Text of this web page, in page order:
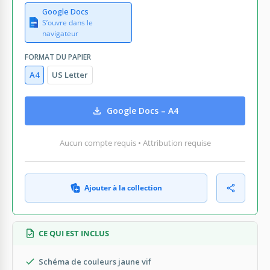
Google Docs
S’ouvre dans le
navigateur
FORMAT DU PAPIER
A4 US Letter
Google Docs – A4
Aucun compte requis • Attribution requise
Ajouter à la collection
CE QUI EST INCLUS
Schéma de couleurs jaune vif